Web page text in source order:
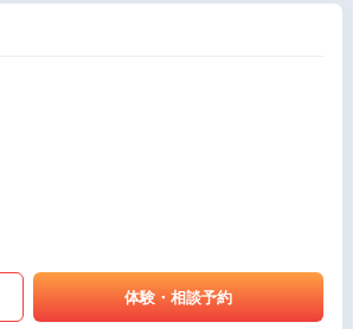
体験・相談予約